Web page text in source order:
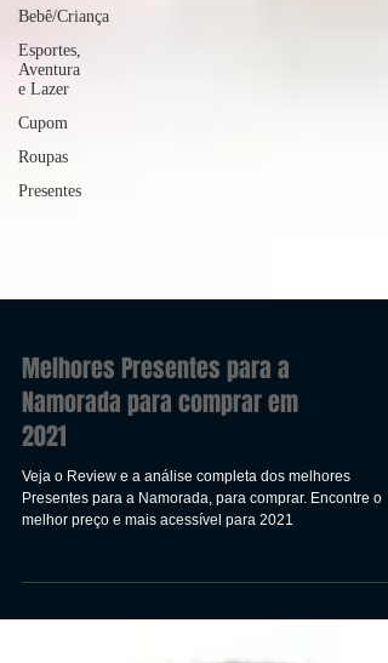
Bebê/Criança
Esportes,
Aventura
e Lazer
Cupom
Roupas
Presentes
Melhores Presentes para a
Namorada para comprar em
2021
Veja o Review e a análise completa dos melhores